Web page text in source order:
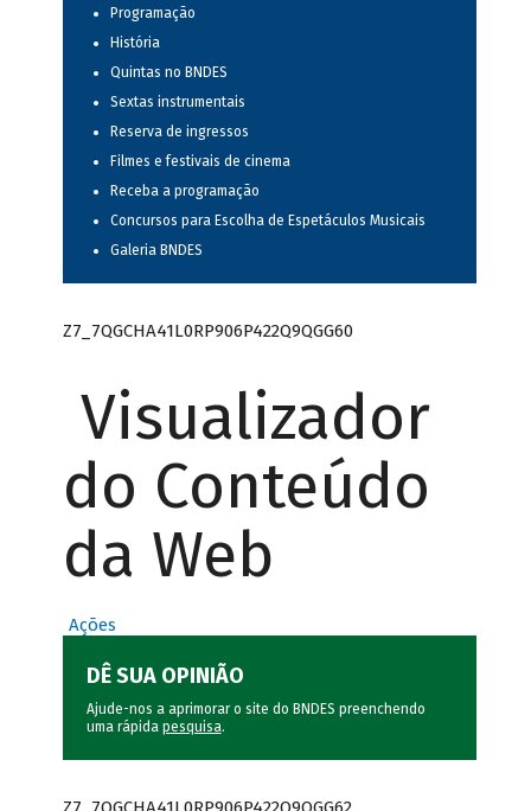
Programação
História
Quintas no BNDES
Sextas instrumentais
Reserva de ingressos
Filmes e festivais de cinema
Receba a programação
Concursos para Escolha de Espetáculos Musicais
Galeria BNDES
Z7_7QGCHA41L0RP906P422Q9QGG60
Visualizador
do Conteúdo
da Web
Ações
DÊ SUA OPINIÃO
Ajude-nos a aprimorar o site do BNDES preenchendo
uma rápida pesquisa.